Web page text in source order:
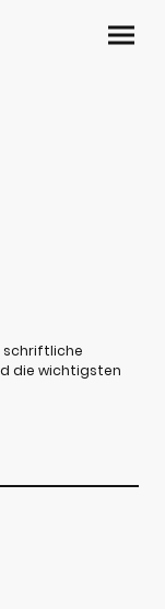
schriftliche
die wichtigsten